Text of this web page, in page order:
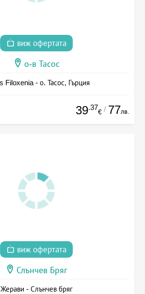
виж офертата
о-в Тасос
Filoxenia - о. Тасос, Гърция
39.37
€ / 77лв.
виж офертата
Слънчев Бряг
Жерави - Слънчев бряг